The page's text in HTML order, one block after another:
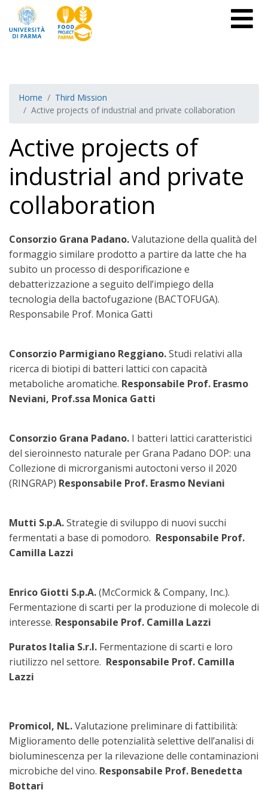
Home
Third Mission
Active projects of industrial and private collaboration
Active projects of
industrial and private
collaboration
Consorzio Grana Padano.Valutazione della qualità del
formaggio similare prodotto a partire da latte che ha
subito un processo di desporificazione e
debatterizzazione a seguito dell’impiego della
tecnologia della bactofugazione (BACTOFUGA).
Responsabile Prof. Monica Gatti
Consorzio Parmigiano Reggiano.Studi relativi alla
ricerca di biotipi di batteri lattici con capacità
metaboliche aromatiche. Responsabile Prof. Erasmo
Neviani, Prof.ssa Monica Gatti
Consorzio Grana Padano. I batteri lattici caratteristici
del sieroinnesto naturale per Grana Padano DOP: una
Collezione di microrganismi autoctoni verso il 2020
(RINGRAP) Responsabile Prof. Erasmo Neviani
Mutti S.p.A.Strategie di sviluppo di nuovi succhi
fermentati a base di pomodoro. Responsabile Prof.
Camilla Lazzi
Enrico Giotti S.p.A.(McCormick & Company, Inc.).
Fermentazione di scarti per la produzione di molecole di
interesse. Responsabile Prof. Camilla Lazzi
Puratos Italia S.r.l. Fermentazione di scarti e loro
riutilizzo nel settore. Responsabile Prof. Camilla
Lazzi
Promicol, NL.Valutazione preliminare di fattibilità:
Miglioramento delle potenzialità selettive dell’analisi di
bioluminescenza per la rilevazione delle contaminazioni
microbiche del vino. Responsabile Prof. Benedetta
Bottari